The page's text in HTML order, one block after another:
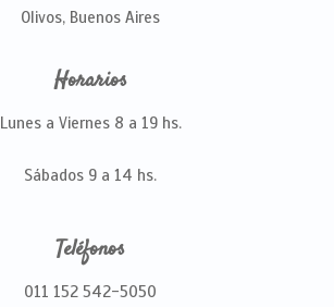
Olivos, Buenos Aires
Horarios
Lunes a Viernes 8 a 19 hs.
Sábados 9 a 14 hs.
Teléfonos
011 152 542-5050